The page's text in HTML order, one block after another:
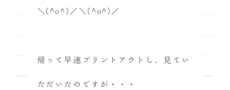
＼(^o^)／＼(^o^)／
帰って早速プリントアウトし、見てい
ただいたのですが・・・